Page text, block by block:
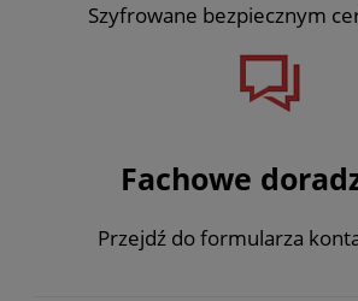
Szyfrowane bezpiecznym
Fachowe
Przejdź do formularza